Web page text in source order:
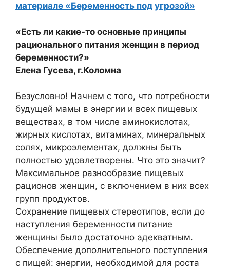
материале «Беременность под угрозой»
«Есть ли какие-то основные принципы
рационального питания женщин в период
беременности?»
Елена Гусева, г.Коломна
Безусловно! Начнем с того, что потребности
будущей мамы в энергии и всех пищевых
веществах, в том числе аминокислотах,
жирных кислотах, витаминах, минеральных
солях, микроэлементах, должны быть
полностью удовлетворены. Что это значит?
Максимальное разнообразие пищевых
рационов женщин, с включением в них всех
групп продуктов.
Сохранение пищевых стереотипов, если до
наступления беременности питание
женщины было достаточно адекватным.
Обеспечение дополнительного поступления
с пищей: энергии, необходимой для роста